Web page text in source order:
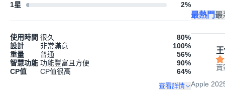
1星
2%
使用時間 很久 80%
設計
非常滿意 100%
重量
普通 56%
智慧功能 功能豐富且方便 90%
CP值
CP值很高 64%
查看詳情
最熱門最
賣
Apple